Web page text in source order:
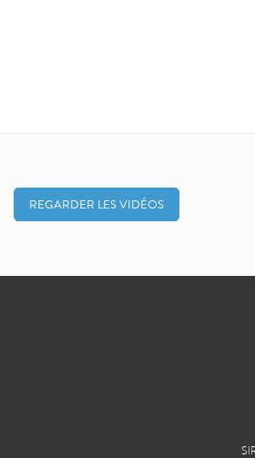
REGARDER LES VIDÉOS